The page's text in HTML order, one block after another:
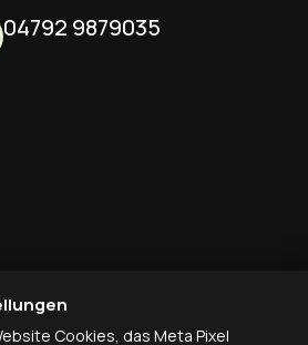
Cookies, das Meta Pixel
04792 9879035